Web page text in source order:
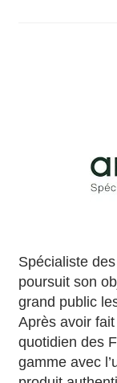
Spécialiste
poursuit son
grand public
Après avoir
quotidien des
gamme avec